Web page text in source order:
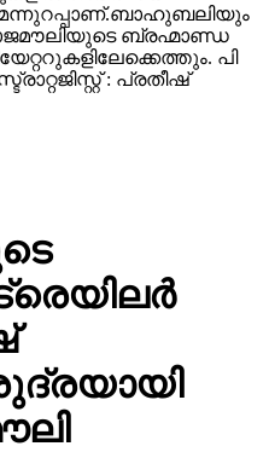
ബ്രഹ്മാണ്ഡ
പി
: പ്രതീഷ്